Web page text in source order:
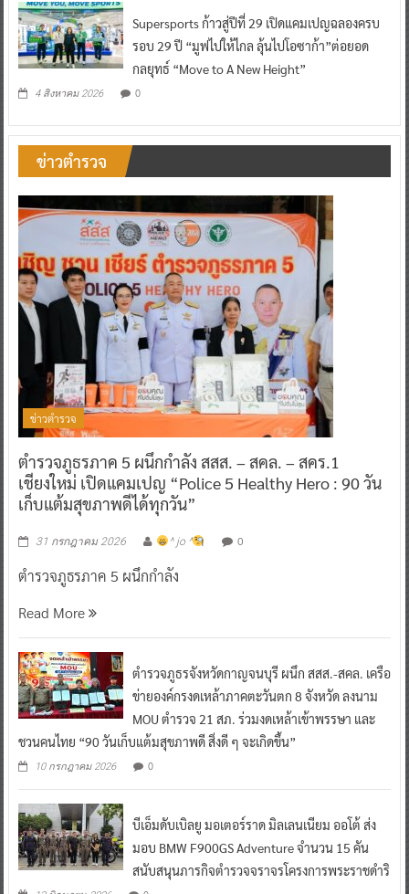
Supersports ก้าวสู่ปีที่ 29 เปิดแคมเปญฉลองครบ
รอบ 29 ปี “มูฟไปให้ไกล ลุ้นไปโอซาก้า”ต่อยอด
กลยุทธ์ “Move to A New Height”
4 สิงหาคม 2026 0
ข่าวตำรวจ
ข่าวตำรวจ
ตำรวจภูธรภาค 5 ผนึกกำลัง สสส. – สคล. – สคร.1
เชียงใหม่ เปิดแคมเปญ “Police 5 Healthy Hero : 90 วัน
เก็บแต้มสุขภาพดีได้ทุกวัน”
31 กรกฎาคม 2026 ^ jo ^ 0
ตำรวจภูธรภาค 5 ผนึกกำลัง
Read More
ตำรวจภูธรจังหวัดกาญจนบุรี ผนึก สสส.-สคล. เครือ
ข่ายองค์กรงดเหล้าภาคตะวันตก 8 จังหวัด ลงนาม
MOU ตำรวจ 21 สภ. ร่วมงดเหล้าเข้าพรรษา และ
ชวนคนไทย “90 วันเก็บแต้มสุขภาพดี สิ่งดี ๆ จะเกิดขึ้น”
10 กรกฎาคม 2026 0
บีเอ็มดับเบิลยู มอเตอร์ราด มิลเลนเนียม ออโต้ ส่ง
มอบ BMW F900GS Adventure จำนวน 15 คัน
สนับสนุนภารกิจตำรวจจราจรโครงการพระราชดำริ